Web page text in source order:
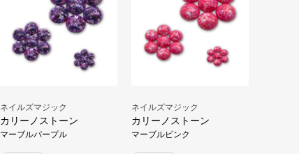
ネイルズマジック
カリーノストーン
マーブルパープル
ネイルズマジック
カリーノストーン
マーブルピンク